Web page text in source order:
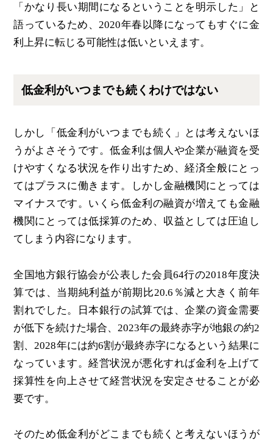
「かなり長い期間になるということを明示した」と
語っているため、2020年春以降になってもすぐに金
利上昇に転じる可能性は低いといえます。
低金利がいつまでも続くわけではない
しかし「低金利がいつまでも続く」とは考えないほ
うがよさそうです。低金利は個人や企業が融資を受
けやすくなる状況を作り出すため、経済全般にとっ
てはプラスに働きます。しかし金融機関にとっては
マイナスです。いくら低金利の融資が増えても金融
機関にとっては低採算のため、収益としては圧迫し
てしまう内容になります。
全国地方銀行協会が公表した会員64行の2018年度決
算では、当期純利益が前期比20.6％減と大きく前年
割れでした。日本銀行の試算では、企業の資金需要
が低下を続けた場合、2023年の最終赤字が地銀の約2
割、2028年には約6割が最終赤字になるという結果に
なっています。経営状況が悪化すれば金利を上げて
採算性を向上させて経営状況を安定させることが必
要です。
そのため低金利がどこまでも続くと考えないほうが